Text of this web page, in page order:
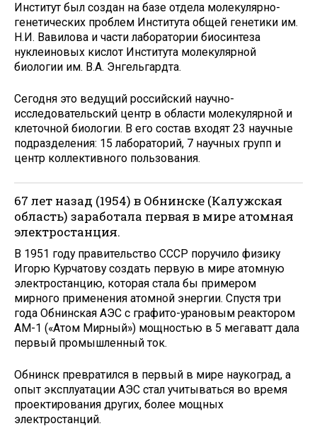
Институт был создан на базе отдела молекулярно-
генетических проблем Института общей генетики им.
Н.И. Вавилова и части лаборатории биосинтеза
нуклеиновых кислот Института молекулярной
биологии им. В.А. Энгельгардта.
Сегодня это ведущий российский научно-
исследовательский центр в области молекулярной и
клеточной биологии. В его состав входят 23 научные
подразделения: 15 лабораторий, 7 научных групп и
центр коллективного пользования.
67 лет назад (1954) в Обнинске (Калужская
область) заработала первая в мире атомная
электростанция.
В 1951 году правительство СССР поручило физику
Игорю Курчатову создать первую в мире атомную
электростанцию, которая стала бы примером
мирного применения атомной энергии. Спустя три
года Обнинская АЭС с графито-урановым реактором
АМ-1 («Атом Мирный») мощностью в 5 мегаватт дала
первый промышленный ток.
Обнинск превратился в первый в мире наукоград, а
опыт эксплуатации АЭС стал учитываться во время
проектирования других, более мощных
электростанций.